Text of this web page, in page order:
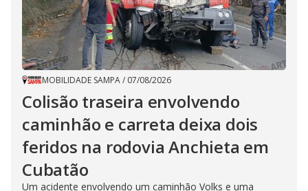
MOBILIDADE SAMPA/ 07/08/2026
Colisão traseira envolvendo
caminhão e carreta deixa dois
feridos na rodovia Anchieta em
Cubatão
Um acidente envolvendo um caminhão Volks e uma